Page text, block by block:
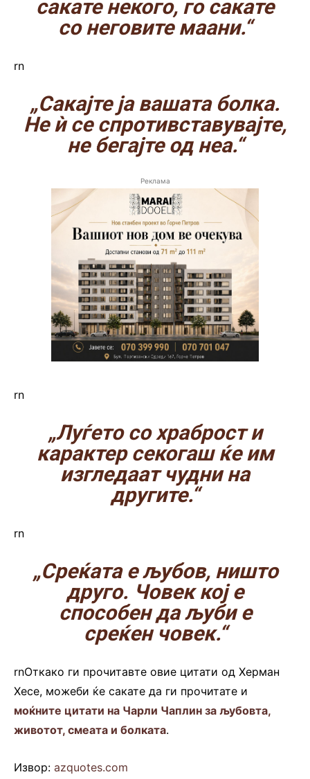
сакате некого, го сакате
со неговите маани.“
rn
„Сакајте ја вашата болка.
Не ѝ се спротивставувајте,
не бегајте од неа.“
Реклама
rn
„Луѓето со храброст и
карактер секогаш ќе им
изгледаат чудни на
другите.“
rn
„Среќата е љубов, ништо
друго. Човек кој е
способен да љуби е
среќен човек.“
rnОткако ги прочитавте овие цитати од Херман
Хесе, можеби ќе сакате да ги прочитате и
моќните цитати на Чарли Чаплин за љубовта,
животот, смеата и болката.
Извор: azquotes.com